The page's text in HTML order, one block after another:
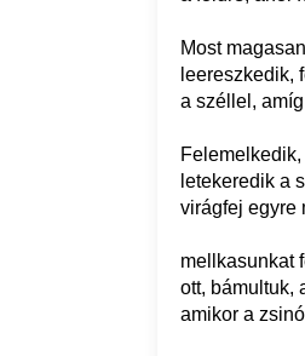
Most
leereszkedik,
a széllel,
letekeredik a
virágfej egyre
mellkasunkat
ott, bámultuk,
amikor a